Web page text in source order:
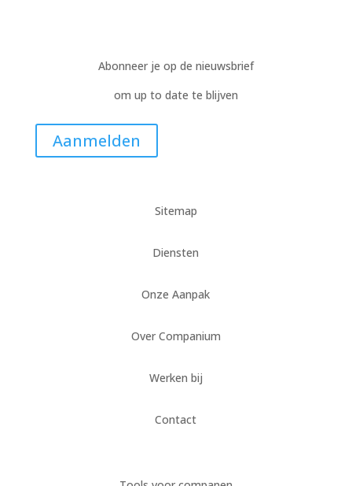
Abonneer je op de nieuwsbrief
om up to date te blijven
Aanmelden
Sitemap
Diensten
Onze Aanpak
Over Companium
Werken bij
Contact